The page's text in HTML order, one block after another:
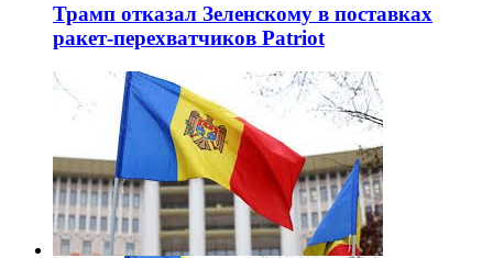
Трамп отказал Зеленскому в поставках
ракет-перехватчиков Patriot